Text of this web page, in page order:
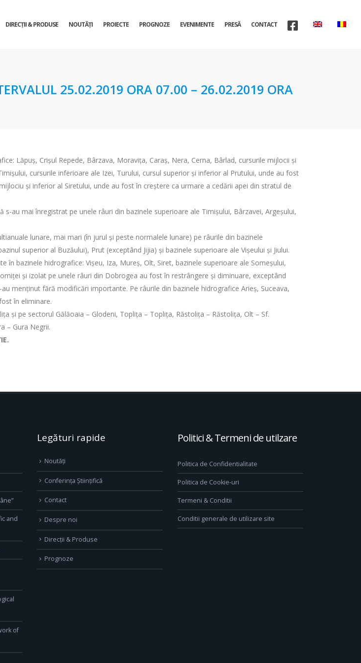
DIRECŢII & PRODUSE NOUTĂȚI PROIECTE PROGNOZE EVENIMENTE PRESĂ CONTACT
25.02.2019 ORA 07.00 – 26.02.2019 ORA
Lăpuş, Crişul Repede, Bârzava, Moravița, Caraş, Nera, Cerna, Bârlad, cursurile mijlocii şi
cursurile inferioare ale Izei, Turului, cursul superior și inferior al Prutului, unde au fost
și inferior al Siretului, unde au fost în creștere ca urmare a cedării apei din stratul de
au mai înregistrat pe unele râuri din bazinele superioare ale Timișului, Bârzavei, Argeșului,
lunare, mai mari (în jurul și peste normalele lunare) pe râurile din bazinele
superior al Buzăului), Prut (exceptând Jijia) şi bazinele superioare ale Vișeului și Jiului.
bazinele hidrografice: Vișeu, Iza, Mureș, Olt, Siret, bazinele superioare ale Someșului,
și izolat pe unele râuri din Dobrogea au fost în restrângere și diminuare, exceptând
menţinut fără modificări importante. Pe râurile din bazinele hidrografice Arieș, Suceava,
în eliminare.
și pe sectorul Gălăoaia – Glodeni, Toplița – Toplița, Răstoliţa – Răstoliţa, Olt – Sf.
– Gura Negrii.
and
of
Legături rapide
Noutăți
Conferința Științifică
Contact
Despre noi
Direcţii & Produse
Prognoze
Politici & Termeni de utilzare
Politica de Confidentialitate
Politica de Cookie-uri
Termeni & Conditii
Conditii generale de utilizare site